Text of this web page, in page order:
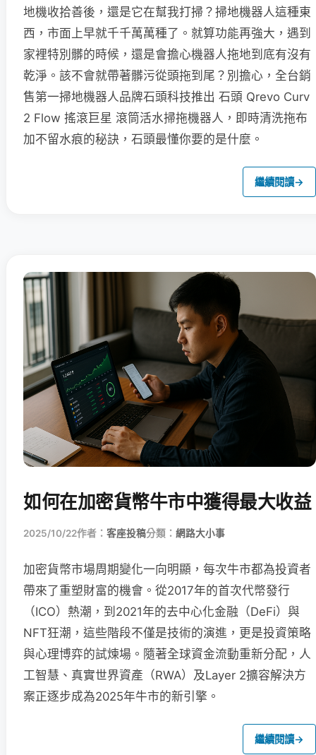
地機收拾善後，還是它在幫我打掃？掃地機器人這種東
西，市面上早就千千萬萬種了。就算功能再強大，遇到
家裡特別髒的時候，還是會擔心機器人拖地到底有沒有
乾淨。該不會就帶著髒污從頭拖到尾？別擔心，全台銷
售第一掃地機器人品牌石頭科技推出 石頭 Qrevo Curv
2 Flow 搖滾巨星 滾筒活水掃拖機器人，即時清洗拖布
加不留水痕的秘訣，石頭最懂你要的是什麼。
繼續閱讀→
如何在加密貨幣牛市中獲得最大收益
2025/10/22作者： 客座投稿分類： 網路大小事
加密貨幣市場周期變化一向明顯，每次牛市都為投資者
帶來了重塑財富的機會。從2017年的首次代幣發行
（ICO）熱潮，到2021年的去中心化金融（DeFi）與
NFT狂潮，這些階段不僅是技術的演進，更是投資策略
與心理博弈的試煉場。隨著全球資金流動重新分配，人
工智慧、真實世界資產（RWA）及Layer 2擴容解決方
案正逐步成為2025年牛市的新引擎。
繼續閱讀→